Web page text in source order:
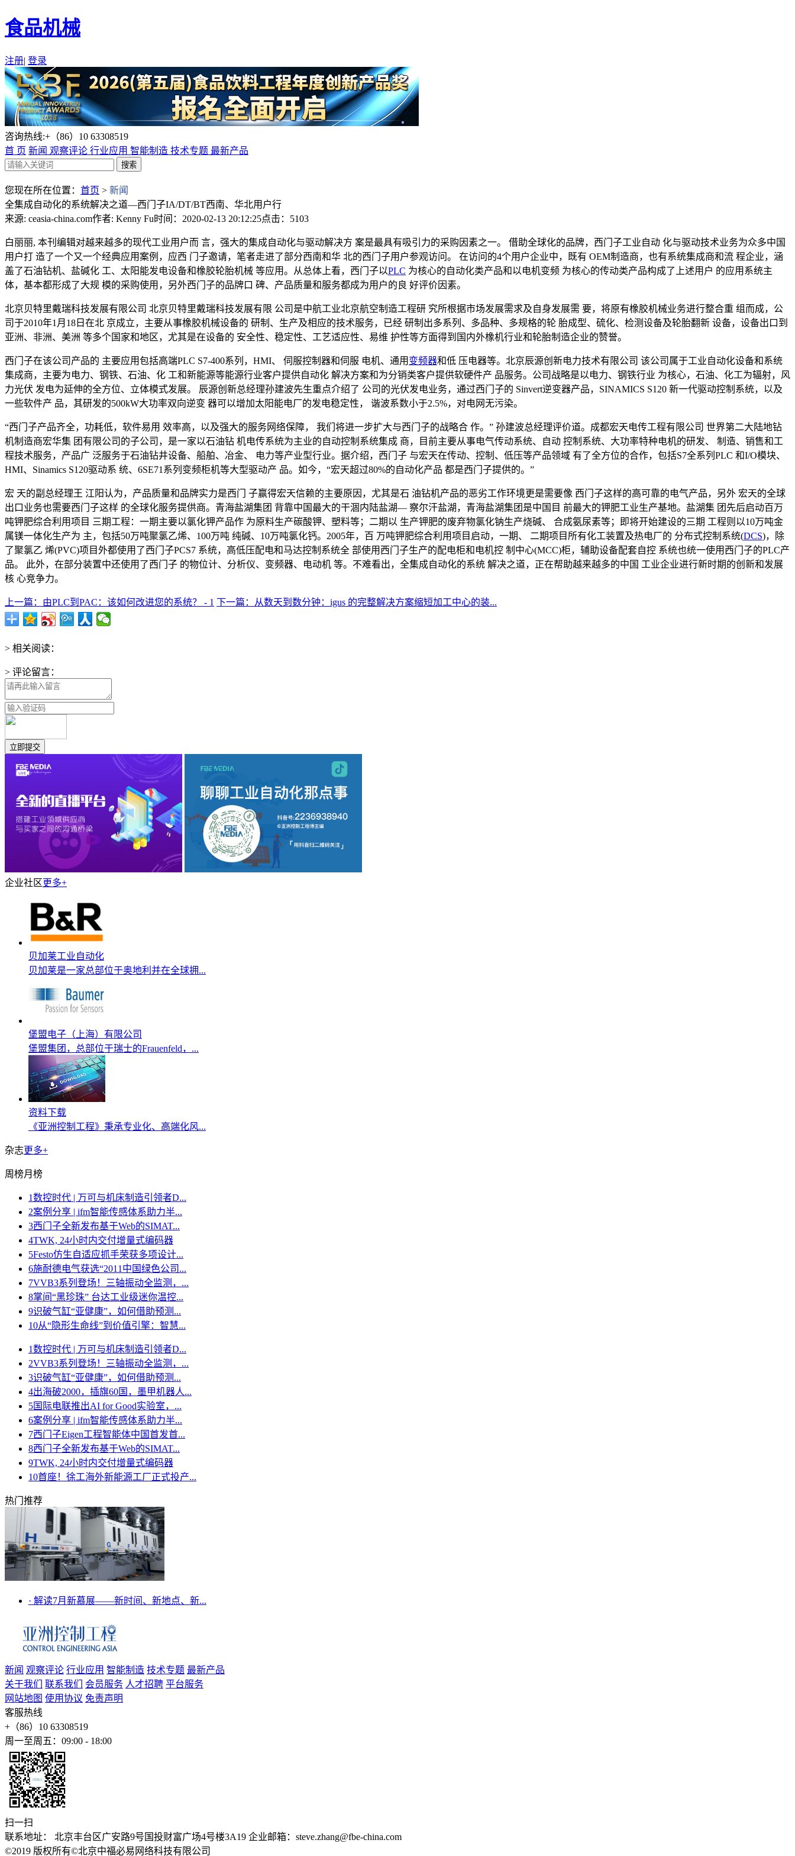
食品机械
注册| 登录
咨询热线:+（86）10 63308519
首 页 新闻 观察评论 行业应用 智能制造 技术专题 最新产品
您现在所在位置： 首页 > 新闻
全集成自动化的系统解决之道—西门子IA/DT/BT西南、华北用户行
来源: ceasia-china.com作者: Kenny Fu时间：2020-02-13 20:12:25点击：5103
白丽丽, 本刊编辑对越来越多的现代工业用户而 言，强大的集成自动化与驱动解决方 案是最具有吸引力的采购因素之一。 借助全球化的品牌，西门子工业自动 化与驱动技术业务为众多中国
用户打 造了一个又一个经典应用案例，应西 门子邀请，笔者走进了部分西南和华 北的西门子用户参观访问。 在访问的4个用户企业中，既有 OEM制造商，也有系统集成商和流 程企业，涵
盖了石油钻机、盐碱化 工、太阳能发电设备和橡胶轮胎机械 等应用。从总体上看，西门子以PLC 为核心的自动化类产品和以电机变频 为核心的传动类产品构成了上述用户 的应用系统主
体，基本都形成了大规 模的采购使用，另外西门子的品牌口 碑、产品质量和服务都成为用户的良 好评价因素。
北京贝特里戴瑞科技发展有限公司 北京贝特里戴瑞科技发展有限 公司是中航工业北京航空制造工程研 究所根据市场发展需求及自身发展需 要，将原有橡胶机械业务进行整合重 组而成，公
司于2010年1月18日在北 京成立，主要从事橡胶机械设备的 研制、生产及相应的技术服务，已经 研制出多系列、多品种、多规格的轮 胎成型、硫化、检测设备及轮胎翻新 设备，设备出口到
亚洲、非洲、美洲 等多个国家和地区，尤其是在设备的 安全性、稳定性、工艺适应性、易维 护性等方面得到国内外橡机行业和轮胎制造企业的赞誉。
西门子在该公司产品的 主要应用包括高端PLC S7-400系列，HMI、 伺服控制器和伺服 电机、通用 变频器和低 压电器等。北京辰源创新电力技术有限公司 该公司属于工业自动化设备和系统
集成商，主要为电力、钢铁、石油、化 工和新能源等能源行业客户提供自动化 解决方案和为分销类客户提供软硬件产 品服务。公司战略是以电力、钢铁行业 为核心，石油、化工为辐射，风
力光伏 发电为延伸的全方位、立体模式发展。 辰源创新总经理孙建波先生重点介绍了 公司的光伏发电业务，通过西门子的 Sinvert逆变器产品，SINAMICS S120 新一代驱动控制系统，以及
一些软件产 品，其研发的500kW大功率双向逆变 器可以增加太阳能电厂的发电稳定性， 谐波系数小于2.5%，对电网无污染。
“西门子产品齐全，功耗低，软件易用 效率高，以及强大的服务网络保障， 我们将进一步扩大与西门子的战略合 作。” 孙建波总经理评价道。成都宏天电传工程有限公司 世界第二大陆地钻
机制造商宏华集 团有限公司的子公司，是一家以石油钻 机电传系统为主业的自动控制系统集成 商，目前主要从事电气传动系统、自动 控制系统、大功率特种电机的研发、 制造、销售和工
程技术服务，产品广 泛服务于石油钻井设备、船舶、冶金、 电力等产业型行业。据介绍，西门子 与宏天在传动、控制、低压等产品领域 有了全方位的合作，包括S7全系列PLC 和I/O模块、
HMI、Sinamics S120驱动系 统、6SE71系列变频柜机等大型驱动产 品。如今，“宏天超过80%的自动化产品 都是西门子提供的。”
宏 天的副总经理王 江阳认为，产品质量和品牌实力是西门 子赢得宏天信赖的主要原因，尤其是石 油钻机产品的恶劣工作环境更是需要像 西门子这样的高可靠的电气产品，另外 宏天的全球
出口业务也需要西门子这样 的全球化服务提供商。青海盐湖集团 背靠中国最大的干涸内陆盐湖— 察尔汗盐湖，青海盐湖集团是中国目 前最大的钾肥工业生产基地。盐湖集 团先后启动百万
吨钾肥综合利用项目 三期工程：一期主要以氯化钾产品作 为原料生产碳酸钾、塑料等；二期以 生产钾肥的废弃物氯化钠生产烧碱、 合成氨尿素等；即将开始建设的三期 工程则以10万吨金
属镁一体化生产为 主，包括50万吨聚氯乙烯、100万吨 纯碱、10万吨氯化钙。2005年，百 万吨钾肥综合利用项目启动，一期、 二期项目所有化工装置及热电厂的 分布式控制系统(DCS)，除
了聚氯乙 烯(PVC)项目外都使用了西门子PCS7 系统，高低压配电和马达控制系统全 部使用西门子生产的配电柜和电机控 制中心(MCC)柜，辅助设备配套自控 系统也统一使用西门子的PLC产
品。 此外，在部分装置中还使用了西门子 的物位计、分析仪、变频器、电动机 等。不难看出，全集成自动化的系统 解决之道，正在帮助越来越多的中国 工业企业进行新时期的创新和发展
核 心竞争力。
上一篇：由PLC到PAC：该如何改进您的系统？ - 1 下一篇：从数天到数分钟：igus 的完整解决方案缩短加工中心的装...
> 相关阅读：
> 评论留言：
企业社区更多+
贝加莱工业自动化
贝加莱是一家总部位于奥地利并在全球拥...
堡盟电子（上海）有限公司
堡盟集团，总部位于瑞士的Frauenfeld，...
资料下载
《亚洲控制工程》秉承专业化、高端化风...
杂志更多+
周榜月榜
1数控时代 | 万可与机床制造引领者D...
2案例分享 | ifm智能传感体系助力半...
3西门子全新发布基于Web的SIMAT...
4TWK, 24小时内交付增量式编码器
5Festo仿生自适应抓手荣获多项设计...
6施耐德电气获选“2011中国绿色公司...
7VVB3系列登场！三轴振动全监测，...
8掌间“黑珍珠” 台达工业级迷你温控...
9识破气缸“亚健康”，如何借助预测...
10从“隐形生命线”到价值引擎：智慧...
1数控时代 | 万可与机床制造引领者D...
2VVB3系列登场！三轴振动全监测，...
3识破气缸“亚健康”，如何借助预测...
4出海破2000，插旗60国，墨甲机器人...
5国际电联推出AI for Good实验室，...
6案例分享 | ifm智能传感体系助力半...
7西门子Eigen工程智能体中国首发首...
8西门子全新发布基于Web的SIMAT...
9TWK, 24小时内交付增量式编码器
10首座！徐工海外新能源工厂正式投产...
热门推荐
· 解读7月新慕展——新时间、新地点、新...
新闻 观察评论 行业应用 智能制造 技术专题 最新产品
关于我们
联系我们 会员服务 人才招聘 平台服务
网站地图 使用协议 免责声明
客服热线
+（86）10 63308519
周一至周五：09:00 - 18:00
扫一扫
联系地址： 北京丰台区广安路9号国投财富广场4号楼3A19 企业邮箱：steve.zhang@fbe-china.com
©2019 版权所有©北京中福必易网络科技有限公司